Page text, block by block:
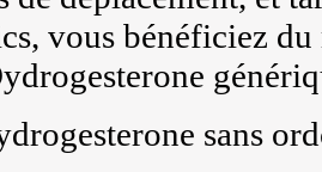
vous bénéficiez
sans